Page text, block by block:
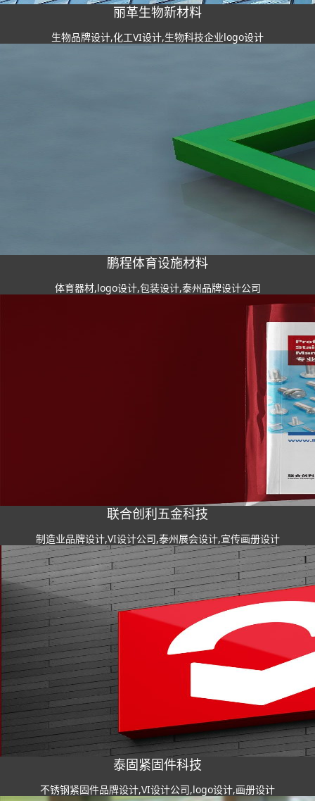
丽革生物新材料
生物品牌设计,化工VI设计,生物科技企业logo设计
鹏程体育设施材料
体育器材,logo设计,包装设计,泰州品牌设计公司
联合创利五金科技
制造业品牌设计,VI设计公司,泰州展会设计,宣传画册设计
泰固紧固件科技
不锈钢紧固件品牌设计,VI设计公司,logo设计,画册设计